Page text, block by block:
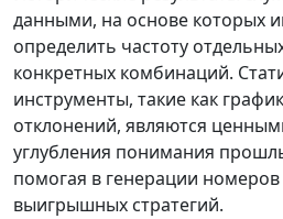
данными, на основе которых
определить частоту
конкретных комбинаций.
инструменты, такие как
отклонений, являются
углубления понимания
помогая в генерации
выигрышных стратегий.